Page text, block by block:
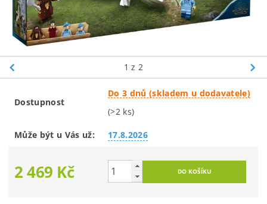
1 z 2
Dostupnost
Do 3 dnů (skladem u dodavatele)
(>2 ks)
Může být u Vás už: 17.8.2026
2 469 Kč